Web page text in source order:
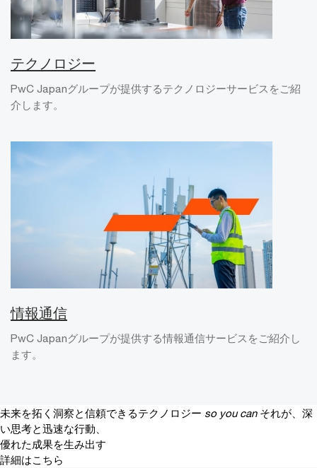
テクノロジー
PwC Japanグループが提供するテクノロジーサービスをご紹
介します。
情報通信
PwC Japanグループが提供する情報通信サービスをご紹介し
ます。
未来を拓く洞察と信頼できるテクノロジー so you can それが、深
い思考と迅速な行動、
優れた成果を生み出す
詳細はこちら